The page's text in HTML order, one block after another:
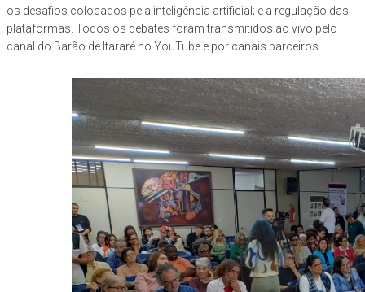
os desafios colocados pela inteligência artificial; e a regulação das
plataformas. Todos os debates foram transmitidos ao vivo pelo
canal do Barão de Itararé no YouTube e por canais parceiros.